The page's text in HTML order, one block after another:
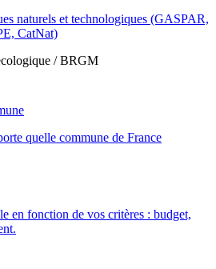
naturels et technologiques (GASPAR,
CatNat)
/ BRGM
quelle commune de France
en fonction de vos critères : budget,